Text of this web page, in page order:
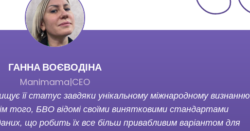
ГАННА ВОЄВОДІНА
Manimama|CEO
її статус завдяки унікальному міжнародному визнанню
того, БВО відомі своїми винятковими стандартами
що робить їх все більш привабливим варіантом для